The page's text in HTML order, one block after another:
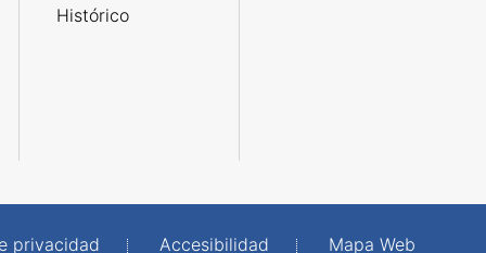
Histórico
privacidad Accesibilidad Mapa Web